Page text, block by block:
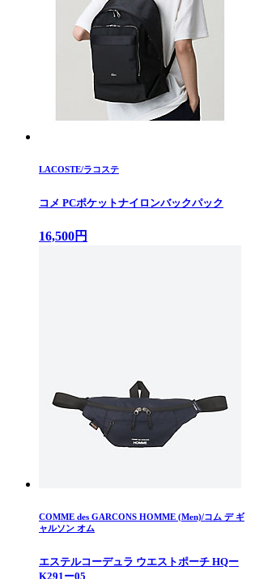
LACOSTE/ラコステ
コメ PCポケットナイロンバックパック
16,500円
COMME des GARCONS HOMME (Men)/コム デ ギ
ャルソン オム
エステルコーデュラ ウエストポーチ HQー
K291ー05